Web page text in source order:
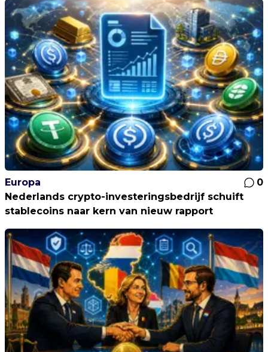
Europa
0
Nederlands crypto-investeringsbedrijf schuift
stablecoins naar kern van nieuw rapport